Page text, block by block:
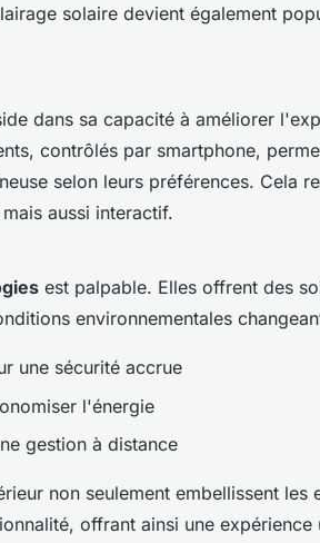
solaire devient également
dans sa capacité à améliorer
contrôlés par smartphone,
selon leurs préférences. Cela
aussi interactif.
est palpable. Elles offrent des
environnementales
une sécurité accrue
l'énergie
gestion à distance
non seulement embellissent les
offrant ainsi une expérience